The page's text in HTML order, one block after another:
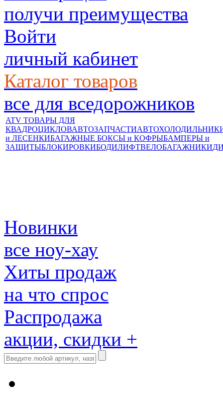
получи преимущества
Войти
личный кабинет
Каталог товаров
все для вседорожников
ATV ТОВАРЫ ДЛЯ
КВАДРОЦИКЛОВАВТОЗАПЧАСТИ
и ЛЕСЕНКИБАГАЖНЫЕ БОКСЫ и КОФРЫБАМПЕРЫ и
ЗАЩИТЫБЛОКИРОВКИБОДИЛИФТВЕЛОБАГАЖНИКИ
Новинки
все ноу-хау
Хиты продаж
на что спрос
Распродажа
акции, скидки +